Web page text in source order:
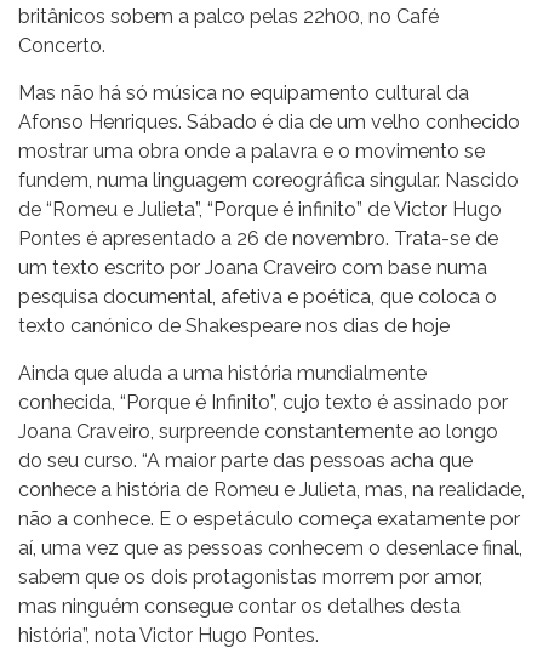
britânicos sobem a palco pelas 22h00, no Café
Concerto.
Mas não há só música no equipamento cultural da
Afonso Henriques. Sábado é dia de um velho conhecido
mostrar uma obra onde a palavra e o movimento se
fundem, numa linguagem coreográfica singular. Nascido
de “Romeu e Julieta”, “Porque é infinito” de Victor Hugo
Pontes é apresentado a 26 de novembro. Trata-se de
um texto escrito por Joana Craveiro com base numa
pesquisa documental, afetiva e poética, que coloca o
texto canónico de Shakespeare nos dias de hoje
Ainda que aluda a uma história mundialmente
conhecida, “Porque é Infinito”, cujo texto é assinado por
Joana Craveiro, surpreende constantemente ao longo
do seu curso. “A maior parte das pessoas acha que
conhece a história de Romeu e Julieta, mas, na realidade,
não a conhece. E o espetáculo começa exatamente por
aí, uma vez que as pessoas conhecem o desenlace final,
sabem que os dois protagonistas morrem por amor,
mas ninguém consegue contar os detalhes desta
história”, nota Victor Hugo Pontes.